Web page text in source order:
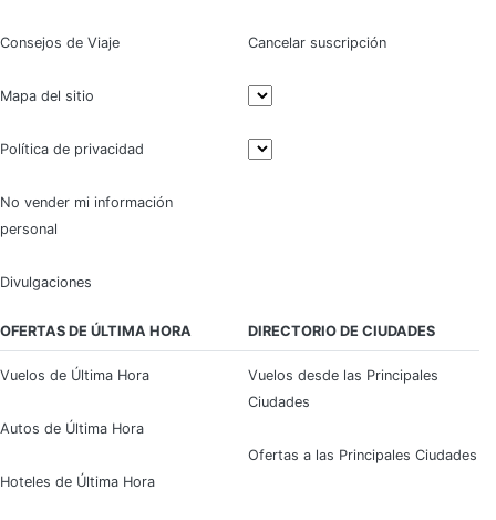
Consejos de Viaje
Mapa del sitio
Política de privacidad
No vender mi información
personal
Divulgaciones
Cancelar suscripción
OFERTAS DE ÚLTIMA HORA
Vuelos de Última Hora
Autos de Última Hora
Hoteles de Última Hora
DIRECTORIO DE CIUDADES
Vuelos desde las Principales
Ciudades
Ofertas a las Principales Ciudades